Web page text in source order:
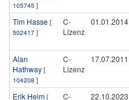
105745 ]
Tim Hasse [
502417 ]
C-
Lizenz
01.01.2014
Alan
Hathway [
104208 ]
C-
Lizenz
17.07.2011
Erik Heim [
C-
22.10.2023